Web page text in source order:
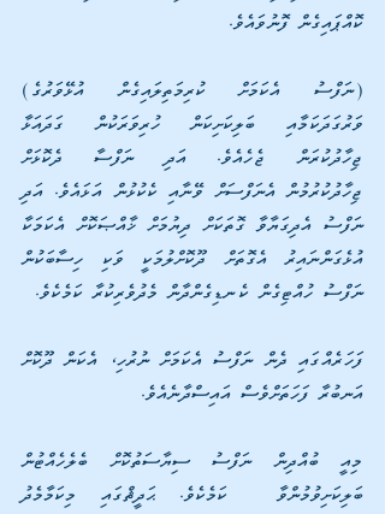
ކޮއްޕައިގެން ފޮނުވައެވެ.
ވަރުގަދަކަމާއި ބަލިކަށިކަން ހުރިވަރަކުން ގަދައަޅާ
ޖިހާދުކުރަން ޖެހެއެވެ. އަދި ނަފްސާ ދެކޮޅަށް
ޖިހާދުކުރުމުން އެނަފްސަށް ވޭނާއި ކެކުޅުން އަޅައެވެ. އަދި
އުޅެގަންނައިރު އެގޮތަށް ދޫކޮށްލުމަކީ ވަކި ހިސާބަކުން
ނަފްސު ހުއްޓިގެން ކެނޑިގެންދާން މެދުވެރިކުރާ ކަމެކެވެ.
ފަހަރެއްގައި ދެން ނަފްސު އެކަމަށް ނުރުހި، އެކަން ދޫކޮށް
އަނބުރާ ފަހަތަށްވެސް އައިސްދާނެއެވެ.
މިއީ ބުއްދިން ނަފްސު ސިޔާސަތުކޮށް ބެލެހެއްޓުން
ބަލިކަށިވުމުންވާ  ކަމެކެވެ. ޙަދީޘްގައި މިކަމާމެދު